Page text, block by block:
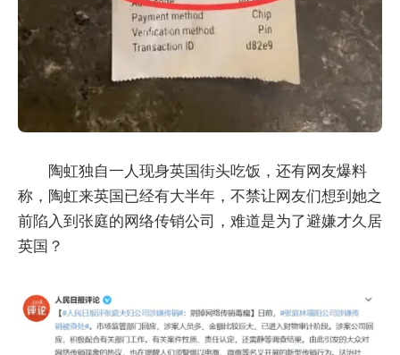
陶虹独自一人现身英国街头吃饭，还有网友爆料
称，陶虹来英国已经有大半年，不禁让网友们想到她之
前陷入到张庭的网络传销公司，难道是为了避嫌才久居
英国？